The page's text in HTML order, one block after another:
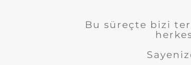
Bu süreçte bizi